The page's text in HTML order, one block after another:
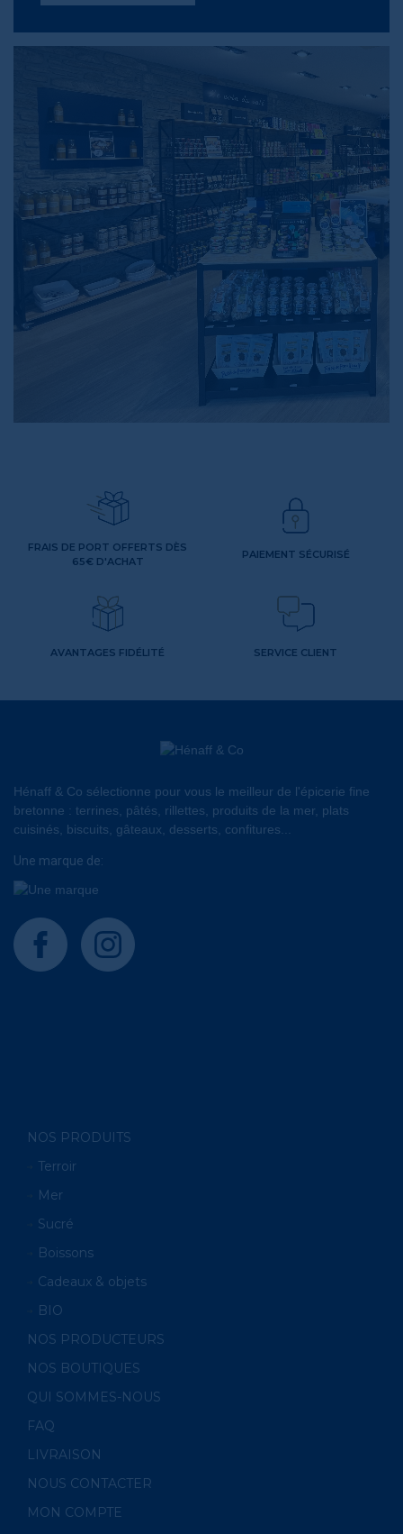
FRAIS DE PORT OFFERTS DÈS
65€ D'ACHAT
PAIEMENT SÉCURISÉ
AVANTAGES FIDÉLITÉ SERVICE CLIENT
Hénaff & Co sélectionne pour vous le meilleur de l'épicerie fine
bretonne : terrines, pâtés, rillettes, produits de la mer, plats
cuisinés, biscuits, gâteaux, desserts, confitures...
Une marque de:
facebook instagram
NOS PRODUITS
Terroir
Mer
Sucré
Boissons
Cadeaux & objets
BIO
NOS PRODUCTEURS
NOS BOUTIQUES
QUI SOMMES-NOUS
FAQ
LIVRAISON
NOUS CONTACTER
MON COMPTE